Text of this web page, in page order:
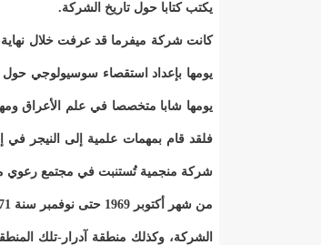
يكتب كتابا حول تاريخ الشركة.
يومها بإعداد استقصاء سوسيولوجي حول
يومها شابا متخصصا في علم الأعراق
فلقد قام بمهمات علمية إلى النيجر في
شركة منجمية تُستنبت في مجتمع رعوي
الشركة، وكذلك منطقة آدرار-تلك